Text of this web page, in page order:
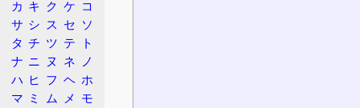
目次
概要
所在地
所属路線名
接続路線名
カ キ ク ケ コ
サ シ ス セ ソ
タ チ ツ テ
ト
ナ ニ ヌ ネ
ノ
ハ ヒ フ ヘ ホ
マ ミ ム メ
モ